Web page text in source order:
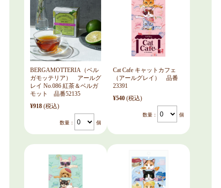
BERGAMOTTERIA（ベル
ガモッテリア） アールグ
レイ No.086 紅茶＆ベルガ
モット 品番52135
¥918 (税込)
数量： 個
Cat Cafe キャットカフェ
（アールグレイ） 品番
23391
¥540 (税込)
数量： 個